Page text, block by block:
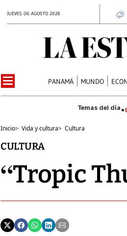
JUEVES 06 AGOSTO 2026
PANAMÁ MUNDO
Inicio> Vida y cultura> Cultura
CULTURA
“Tropic